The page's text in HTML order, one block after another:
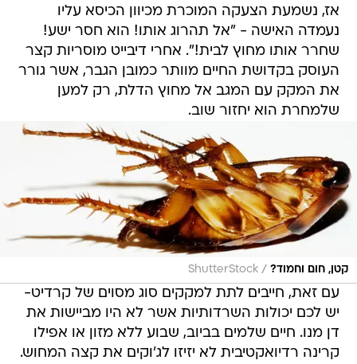
אז, נשמעת הצעקה המוכרת מכיוון הכיסא עליו
נעמדה האישה - "אל תהרוג אותו! הוא חסר ישע!
שחרר אותו מחוץ לבית!". אחרי דיבייט מוסריות קצר
העוסק בקדושת החיים מוותר כמובן הגבר, אשר גורר
את המקק עם המגב אל מחוץ הדלת, רק למען
שלמחרת הוא יחזור שוב.
קטן, חום וחמוד? /
ShutterStock
עם זאת, חייבים לתת למקקים סוג מסוים של קרדיט-
יש לכם יכולות השרדותיות אשר לא היו מביישות את
דן מנו. חיים שלמים בביוב, שבוע ללא מזון או אפילו
קרינה רדיואקטיבית לא יזיזו לג'וקים את קצה המחוש.